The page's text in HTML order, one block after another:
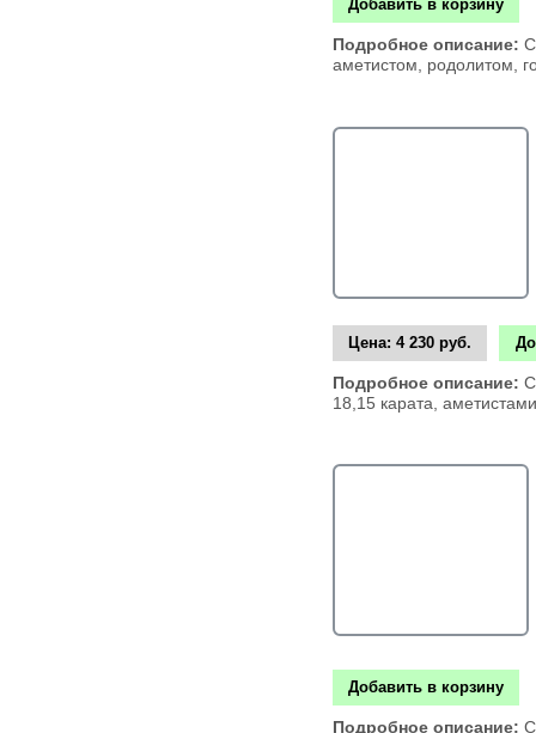
Добавить в корзину
Подробное описание:
аметистом, родолитом,
Цена:4 230 руб.
Подробное описание:
18,15 карата,
Добавить в корзину
Подробное описание: